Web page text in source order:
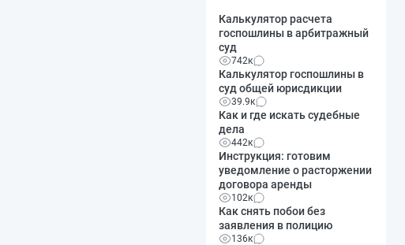
Калькулятор расчета
госпошлины в арбитражный
суд
742к
Калькулятор госпошлины в
суд общей юрисдикции
39.9к
Как и где искать судебные
дела
442к
Инструкция: готовим
уведомление о расторжении
договора аренды
102к
Как снять побои без
заявления в полицию
136к